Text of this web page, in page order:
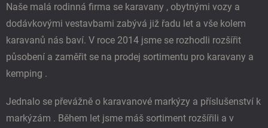
Naše malá rodinná firma se karavany , obytnými vozy a
dodávkovými vestavbami zabývá již řadu let a vše kolem
karavanů nás baví. V roce 2014 jsme se rozhodli rozšířit
působení a zaměřit se na prodej sortimentu pro karavany a
kemping .
Jednalo se převážně o karavanové markýzy a příslušenství k
markýzám . Během let jsme máš sortiment rozšířili a v